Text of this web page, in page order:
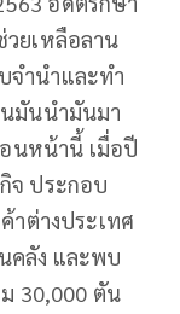
วยเหลือลาน
จำนำและทำ
มันนำมันมา
นหน้านี้ เมื่อปี
จ ประกอบ
าต่างประเทศ
คลัง และพบ
30,000 ตัน